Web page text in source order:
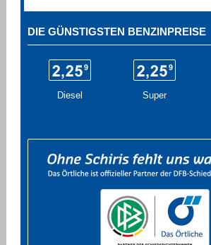
DIE GÜNSTIGSTEN BENZINPREISE
Diesel Super